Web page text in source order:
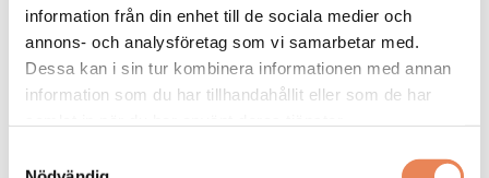
information från din enhet till de sociala medier och
annons- och analysföretag som vi samarbetar med.
Dessa kan i sin tur kombinera informationen med annan
information som du har tillhandahållit eller som de har
KARRIÄR. Efter sju år på Clarion Hotel
Winn i Gävle är det dags för Maria